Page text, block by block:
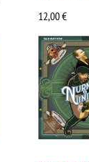
12,00€